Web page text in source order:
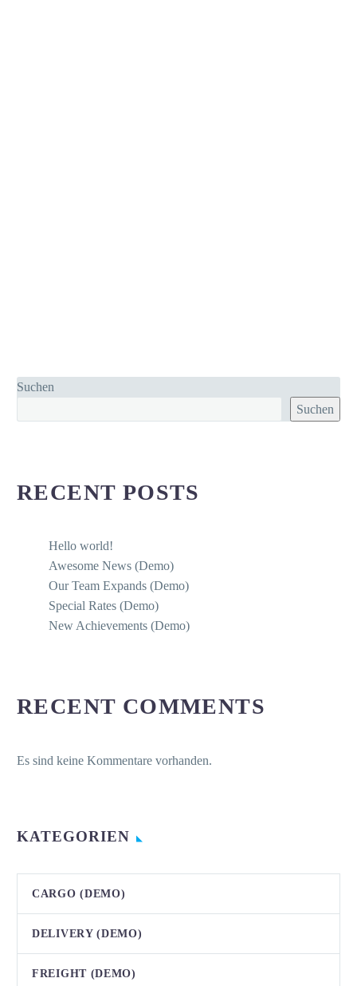
Suchen
Suchen
RECENT POSTS
Hello world!
Awesome News (Demo)
Our Team Expands (Demo)
Special Rates (Demo)
New Achievements (Demo)
RECENT COMMENTS
Es sind keine Kommentare vorhanden.
KATEGORIEN
CARGO (DEMO)
DELIVERY (DEMO)
FREIGHT (DEMO)